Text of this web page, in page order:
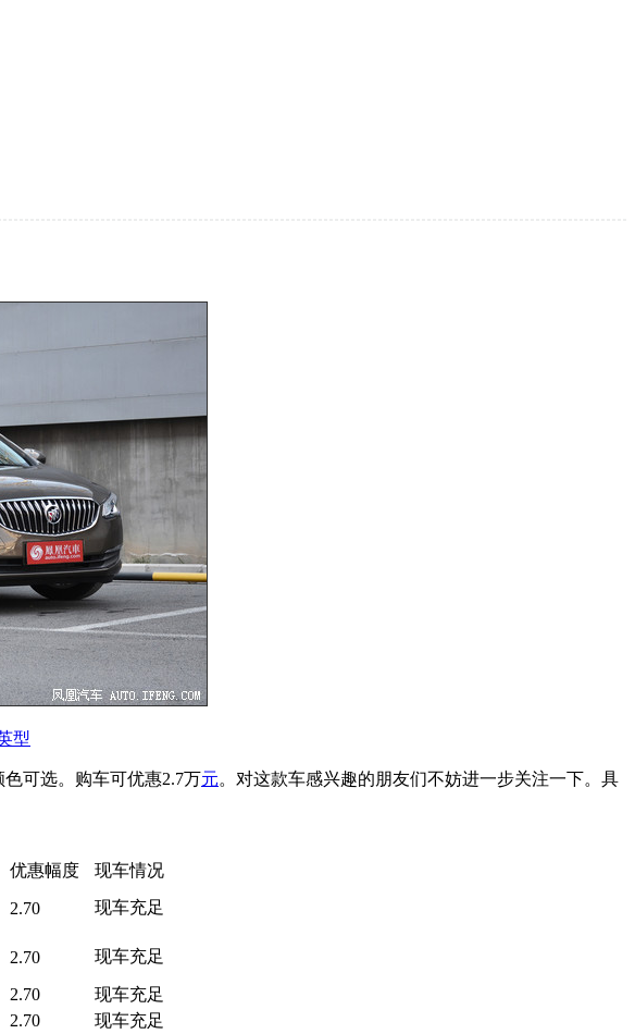
型
可选。购车可优惠2.7万元。对这款车感兴趣的朋友们不妨进一步关注一下。具
优惠幅度
现车情况
2.70 现车充足
2.70 现车充足
2.70
现车充足
2.70
现车充足